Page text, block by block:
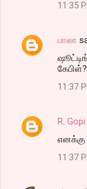
n
t
11:35
பாலா
கேபிள்?
11:37
R. Gopi
எனக்கு
11:37